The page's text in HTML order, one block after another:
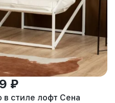
₽
в стиле лофт Сена